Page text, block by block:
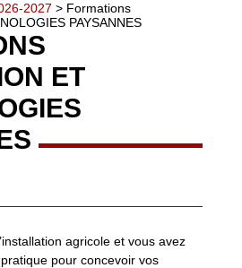
2027 > Formations
PAYSANNES
ET
agricole et vous avez
pour concevoir vos